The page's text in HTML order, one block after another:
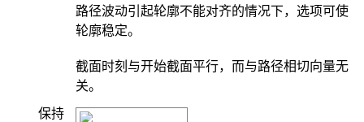
路径波动引起轮廓不能对齐的情况下，选项可使
轮廓稳定。
保持
截面时刻与开始截面平行，而与路径相切向量无
关。